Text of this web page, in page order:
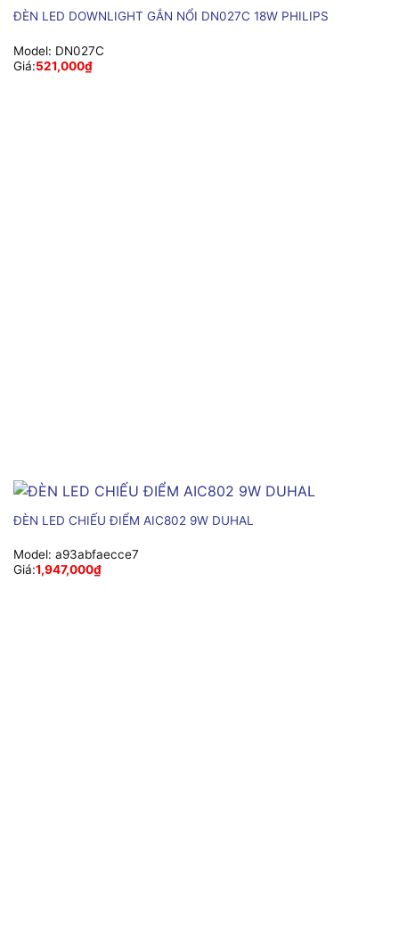
ĐÈN LED DOWNLIGHT GẮN NỔI DN027C 18W PHILIPS
Model: DN027C
Giá:521,000₫
ĐÈN LED CHIẾU ĐIỂM AIC802 9W DUHAL
Model: a93abfaecce7
Giá:1,947,000₫